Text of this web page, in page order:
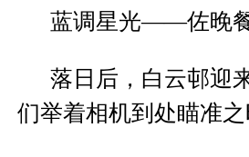
蓝调星光——佐晚
落日后，白云邨迎
们举着相机到处瞄准